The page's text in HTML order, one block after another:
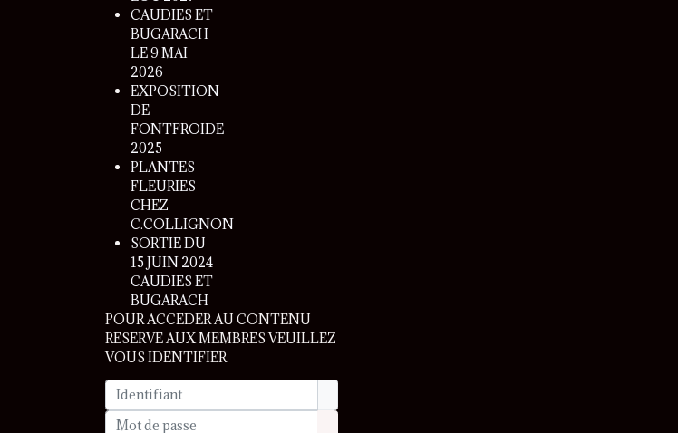
CAUDIES ET
BUGARACH
LE 9 MAI
2026
EXPOSITION
DE
FONTFROIDE
2025
PLANTES
FLEURIES
CHEZ
C.COLLIGNON
SORTIE DU
15 JUIN 2024
CAUDIES ET
BUGARACH
POUR ACCEDER AU CONTENU
RESERVE AUX MEMBRES VEUILLEZ
VOUS IDENTIFIER
Identifiant
Mot de passe